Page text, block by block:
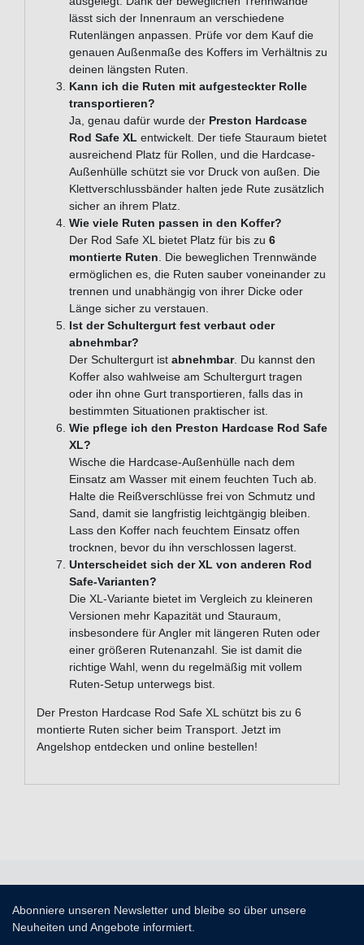
lässt sich der Innenraum an verschiedene
Rutenlängen anpassen. Prüfe vor dem Kauf die
genauen Außenmaße des Koffers im Verhältnis zu
deinen längsten Ruten.
Kann ich die Ruten mit aufgesteckter Rolle
transportieren?
Ja, genau dafür wurde der Preston Hardcase
Rod Safe XL entwickelt. Der tiefe Stauraum bietet
ausreichend Platz für Rollen, und die Hardcase-
Außenhülle schützt sie vor Druck von außen. Die
Klettverschlussbänder halten jede Rute zusätzlich
sicher an ihrem Platz.
Wie viele Ruten passen in den Koffer?
Der Rod Safe XL bietet Platz für bis zu 6
montierte Ruten. Die beweglichen Trennwände
ermöglichen es, die Ruten sauber voneinander zu
trennen und unabhängig von ihrer Dicke oder
Länge sicher zu verstauen.
Ist der Schultergurt fest verbaut oder
abnehmbar?
Der Schultergurt ist abnehmbar. Du kannst den
Koffer also wahlweise am Schultergurt tragen
oder ihn ohne Gurt transportieren, falls das in
bestimmten Situationen praktischer ist.
Wie pflege ich den Preston Hardcase Rod Safe
XL?
Wische die Hardcase-Außenhülle nach dem
Einsatz am Wasser mit einem feuchten Tuch ab.
Halte die Reißverschlüsse frei von Schmutz und
Sand, damit sie langfristig leichtgängig bleiben.
Lass den Koffer nach feuchtem Einsatz offen
trocknen, bevor du ihn verschlossen lagerst.
Unterscheidet sich der XL von anderen Rod
Safe-Varianten?
Die XL-Variante bietet im Vergleich zu kleineren
Versionen mehr Kapazität und Stauraum,
insbesondere für Angler mit längeren Ruten oder
einer größeren Rutenanzahl. Sie ist damit die
richtige Wahl, wenn du regelmäßig mit vollem
Ruten-Setup unterwegs bist.
Der Preston Hardcase Rod Safe XL schützt bis zu 6
montierte Ruten sicher beim Transport. Jetzt im
Angelshop entdecken und online bestellen!
Abonniere unseren Newsletter und bleibe so über unsere
Neuheiten und Angebote informiert.